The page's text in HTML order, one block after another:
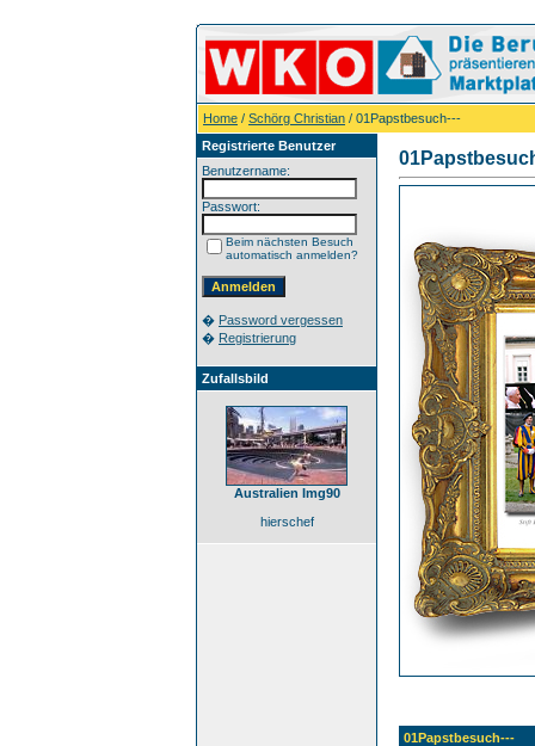
Home / Schörg Christian / 01Papstbesuch---
Registrierte Benutzer
Benutzername:
Passwort:
Beim nächsten Besuch
automatisch anmelden?
� Password vergessen
� Registrierung
Zufallsbild
Australien Img90
hierschef
01Papstbesuch---